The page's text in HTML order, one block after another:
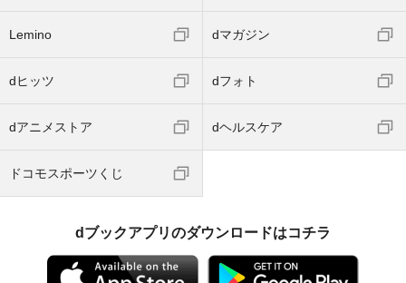
Lemino dマガジン
dヒッツ dフォト
dアニメストア dヘルスケア
ドコモスポーツくじ
dブックアプリのダウンロードはコチラ